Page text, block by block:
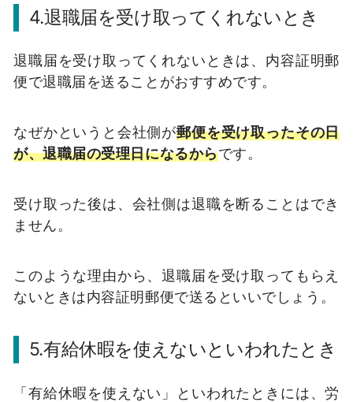
4.退職届を受け取ってくれないとき
退職届を受け取ってくれないときは、内容証明郵
便で退職届を送ることがおすすめです。
なぜかというと会社側が郵便を受け取ったその日
が、退職届の受理日になるからです。
受け取った後は、会社側は退職を断ることはでき
ません。
このような理由から、退職届を受け取ってもらえ
ないときは内容証明郵便で送るといいでしょう。
5.有給休暇を使えないといわれたとき
「有給休暇を使えない」といわれたときには、労